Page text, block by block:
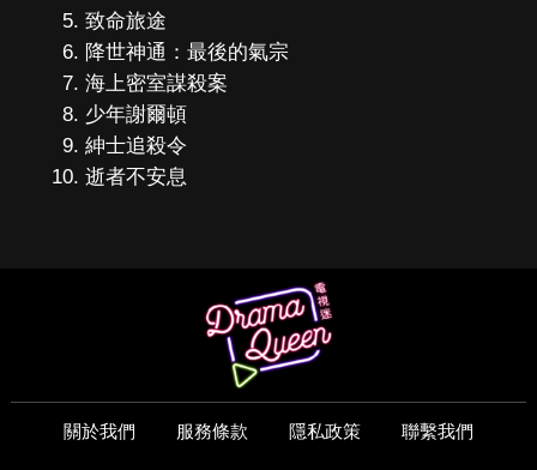
致命旅途
降世神通：最後的氣宗
海上密室謀殺案
少年謝爾頓
紳士追殺令
逝者不安息
關於我們 服務條款 隱私政策 聯繫我們